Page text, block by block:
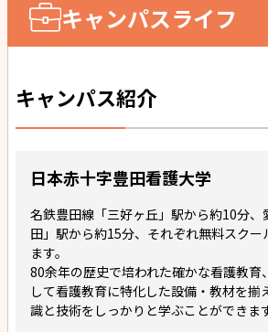
キャンパスライフ
キャンパス紹介
日本赤十字豊田看護大学
名鉄豊田線「三好ヶ丘」駅から約10分
田」駅から約15分、それぞれ無料スクー
ます。
80余年の歴史で培われた確かな看護教育
して看護教育に特化した設備・教材を揃
識と技術をしっかりと学ぶことができます